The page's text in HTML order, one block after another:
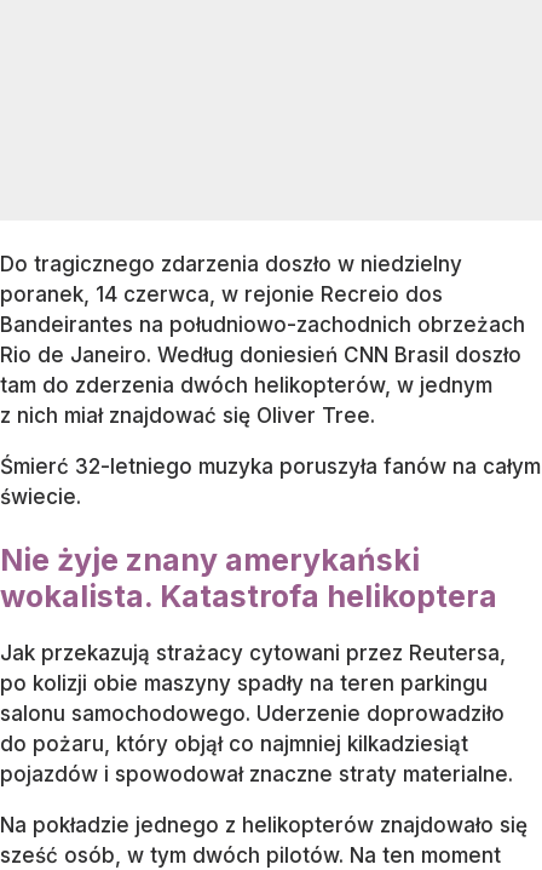
Do tragicznego zdarzenia doszło w niedzielny
poranek, 14 czerwca, w rejonie Recreio dos
Bandeirantes na południowo-zachodnich obrzeżach
Rio de Janeiro. Według doniesień CNN Brasil doszło
tam do zderzenia dwóch helikopterów, w jednym
z nich miał znajdować się Oliver Tree.
Śmierć 32-letniego muzyka poruszyła fanów na całym
świecie.
Nie żyje znany amerykański
wokalista. Katastrofa helikoptera
Jak przekazują strażacy cytowani przez Reutersa,
po kolizji obie maszyny spadły na teren parkingu
salonu samochodowego. Uderzenie doprowadziło
do pożaru, który objął co najmniej kilkadziesiąt
pojazdów i spowodował znaczne straty materialne.
Na pokładzie jednego z helikopterów znajdowało się
sześć osób, w tym dwóch pilotów. Na ten moment